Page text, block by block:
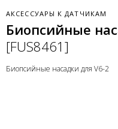
АКСЕССУАРЫ К ДАТЧИКАМ
Биопсийные
[FUS8461]
Биопсийные насадки для V6-2